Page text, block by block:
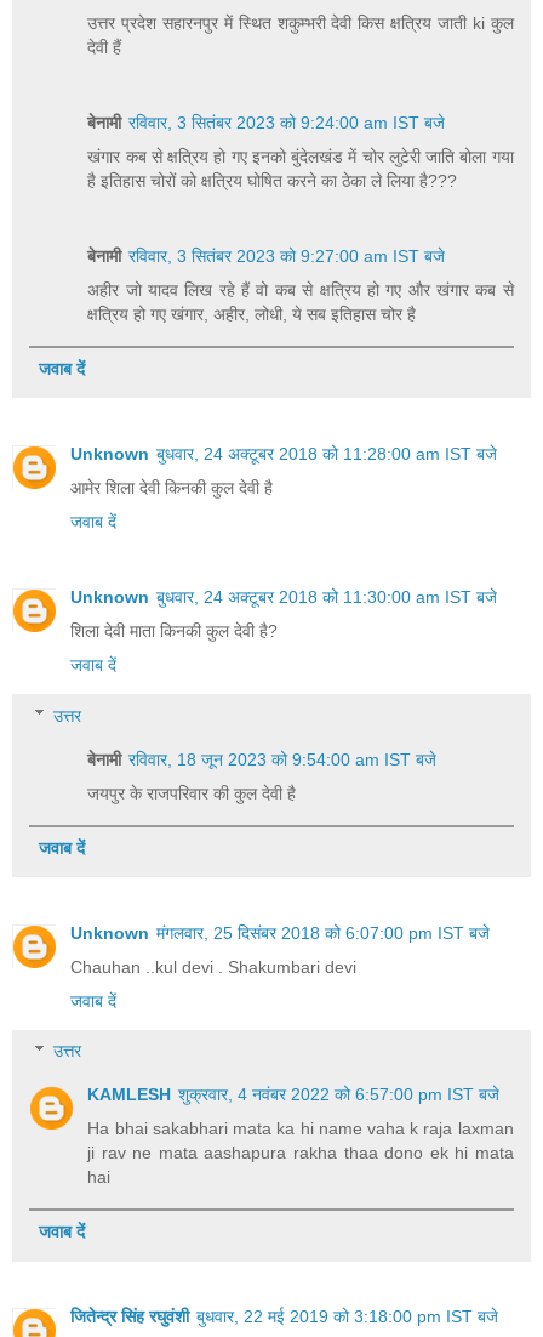
उत्तर प्रदेश सहारनपुर में स्थित शकुम्भरी देवी किस क्षत्रिय जाती ki कुल
देवी हैं
बेनामी रविवार, 3 सितंबर 2023 को 9:24:00 am IST बजे
खंगार कब से क्षत्रिय हो गए इनको बुंदेलखंड में चोर लुटेरी जाति बोला गया
है इतिहास चोरों को क्षत्रिय घोषित करने का ठेका ले लिया है???
बेनामी रविवार, 3 सितंबर 2023 को 9:27:00 am IST बजे
अहीर जो यादव लिख रहे हैं वो कब से क्षत्रिय हो गए और खंगार कब से
क्षत्रिय हो गए खंगार, अहीर, लोधी, ये सब इतिहास चोर है
जवाब दें
Unknown बुधवार, 24 अक्टूबर 2018 को 11:28:00 am IST बजे
आमेर शिला देवी किनकी कुल देवी है
जवाब दें
Unknown बुधवार, 24 अक्टूबर 2018 को 11:30:00 am IST बजे
शिला देवी माता किनकी कुल देवी है?
जवाब दें
उत्तर
बेनामी रविवार, 18 जून 2023 को 9:54:00 am IST बजे
जयपुर के राजपरिवार की कुल देवी है
जवाब दें
Unknown मंगलवार, 25 दिसंबर 2018 को 6:07:00 pm IST बजे
Chauhan ..kul devi . Shakumbari devi
जवाब दें
उत्तर
KAMLESH शुक्रवार, 4 नवंबर 2022 को 6:57:00 pm IST बजे
Ha bhai sakabhari mata ka hi name vaha k raja laxman
ji rav ne mata aashapura rakha thaa dono ek hi mata
hai
जवाब दें
जितेन्द्र सिंह रघुवंशी बुधवार, 22 मई 2019 को 3:18:00 pm IST बजे